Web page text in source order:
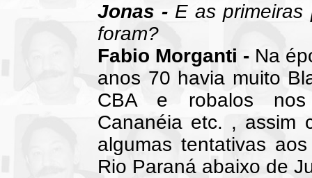
Jonas - E as primeiras
foram?
Fabio Morganti - Na
anos 70 havia muito
CBA e robalos nos
Cananéia etc. , assim
algumas tentativas
Rio Paraná abaixo de